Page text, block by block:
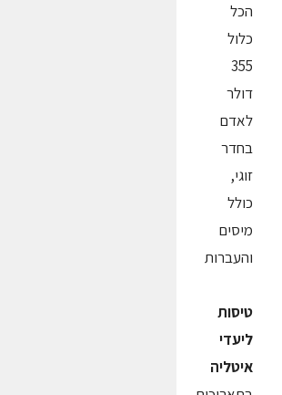
הכל
כלול
355
דולר
לאדם
בחדר
זוגי,
כולל
מיסים
והעברות
טיסות
ליעדי
איטליה